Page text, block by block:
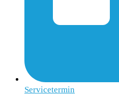
Servicetermin